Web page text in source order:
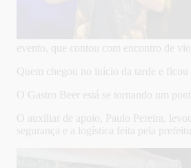
evento, que contou com encontro de
Quem chegou no início da tarde e
O Gastro Beer está se tornando um
O auxiliar de apoio, Paulo Pereira,
segurança e a logística feita pela